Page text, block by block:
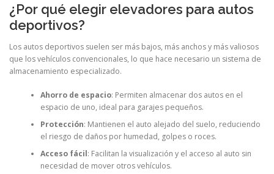
¿Por qué elegir elevadores para autos
deportivos?
Los autos deportivos suelen ser más bajos, más anchos y más valiosos
que los vehículos convencionales, lo que hace necesario un sistema de
almacenamiento especializado.
Ahorro de espacio: Permiten almacenar dos autos en el
espacio de uno, ideal para garajes pequeños.
Protección: Mantienen el auto alejado del suelo, reduciendo
el riesgo de daños por humedad, golpes o roces.
Acceso fácil: Facilitan la visualización y el acceso al auto sin
necesidad de mover otros vehículos.